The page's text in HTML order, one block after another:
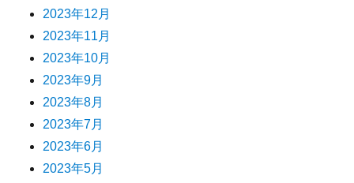
2023年12月
2023年11月
2023年10月
2023年9月
2023年8月
2023年7月
2023年6月
2023年5月